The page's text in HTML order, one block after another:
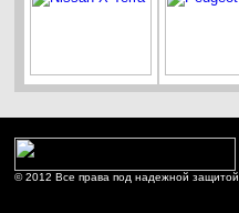
© 2012 Все права под надежной защитой.